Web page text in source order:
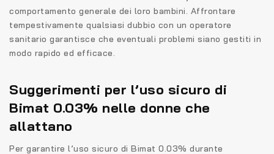
comportamento generale dei loro bambini. Affrontare
tempestivamente qualsiasi dubbio con un operatore
sanitario garantisce che eventuali problemi siano gestiti in
modo rapido ed efficace.
Suggerimenti per l’uso sicuro di
Bimat 0.03% nelle donne che
allattano
Per garantire l’uso sicuro di Bimat 0.03% durante